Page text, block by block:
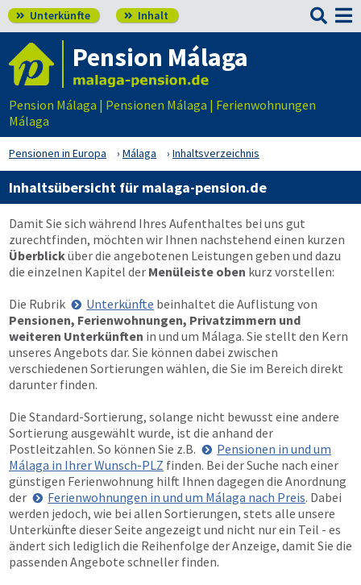
 Unterkünfte  Inhalt 
Pension Málaga
Pension Málaga | Pensionen Málaga | Ferienwohnungen
Málaga
Pensionen in Europa Málaga Inhaltsverzeichnis
Inhaltsübersicht für malaga-pension.de
Damit Sie sich während Ihres Aufenthaltes bei uns gut
zurechtfinden, möchten wir Ihnen nachstehend einen kurzen
Überblicküber die angebotenen Leistungen geben und dazu
die einzelnen Kapitel der Menüleiste oben kurz vorstellen:
Die Rubrik
Unterkünfte beinhaltet die Auflistung von
Pensionen, Ferienwohnungen, Privatzimmern und
weiteren Unterkünften in und um Málaga. Sie stellt den Kern
unseres Angebots dar. Sie können dabei zwischen
verschiedenen Sortierungen wählen, die Sie im Bereich direkt
darunter finden.
Die Standard-Sortierung, solange nicht bewusst eine andere
Sortierung ausgewählt wurde, ist die anhand der
Postleitzahlen. So können Sie z.B.
Pensionen in und um
Málaga in Ihrer Wunsch-PLZ finden. Bei der Suche nach einer
günstigen Ferienwohnung hilft Ihnen dagegen die Anordnung
der
Ferienwohnungen in und um Málaga nach Preis. Dabei
werden jedoch, wie bei allen Sortierungen, stets alle unsere
Unterkünfte dieser Seite angezeigt und nicht nur ein Teil - es
ändert sich lediglich die Reihenfolge der Anzeige, damit Sie die
passenden Angebote schneller finden.